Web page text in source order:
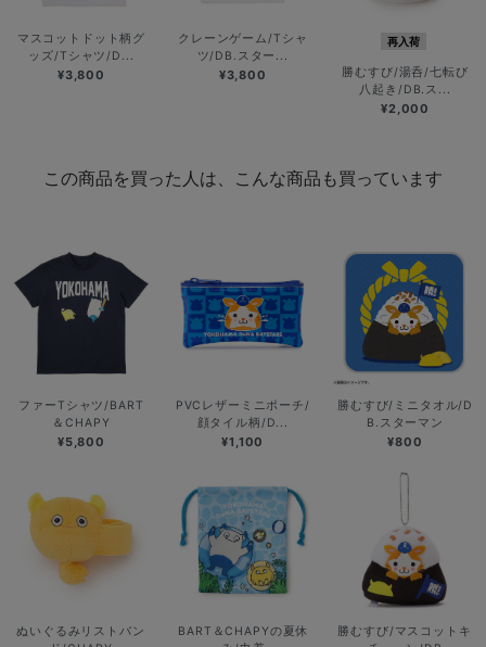
マスコットドット柄グ
ッズ/Tシャツ/D...
¥3,800
クレーンゲーム/Tシャ
ツ/DB.スター...
¥3,800
再入荷
勝むすび/湯呑/七転び
八起き/DB.ス...
¥2,000
この商品を買った人は、こんな商品も買っています
ファーTシャツ/BART
＆CHAPY
¥5,800
PVCレザーミニポーチ/
顔タイル柄/D...
¥1,100
勝むすび/ミニタオル/D
B.スターマン
¥800
ぬいぐるみリストバン
BART＆CHAPYの夏休
勝むすび/マスコットキ